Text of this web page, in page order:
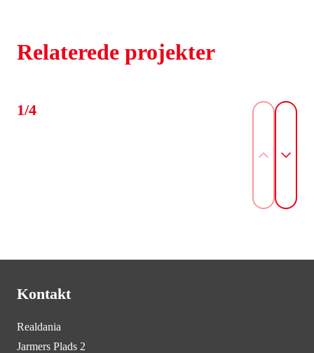
Relaterede projekter
1/4
Kontakt
Realdania
Jarmers Plads 2